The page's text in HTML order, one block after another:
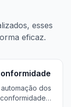
esses
eficaz.
dos